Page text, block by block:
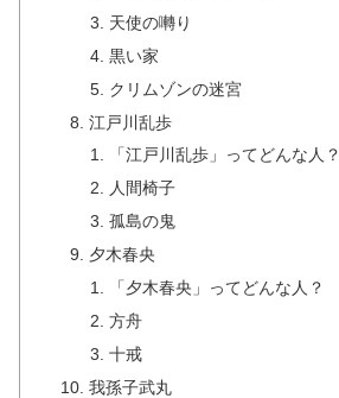
天使の囀り
黒い家
クリムゾンの迷宮
江戸川乱歩
「江戸川乱歩」ってどんな人？
人間椅子
孤島の鬼
夕木春央
「夕木春央」ってどんな人？
方舟
十戒
我孫子武丸